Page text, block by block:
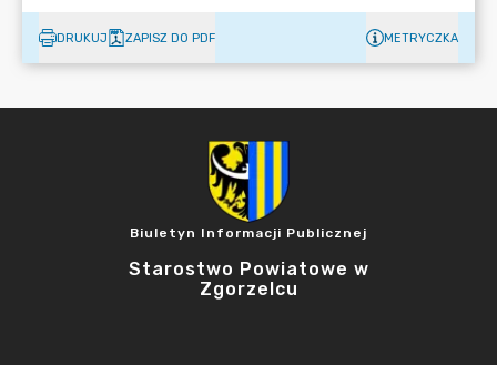
DRUKUJ ZAPISZ DO PDF METRYCZKA
Biuletyn Informacji Publicznej
Starostwo Powiatowe w
Zgorzelcu